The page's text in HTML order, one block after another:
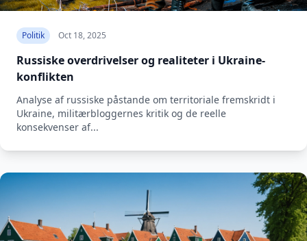
Politik Oct 18, 2025
Russiske overdrivelser og realiteter i Ukraine-
konflikten
Analyse af russiske påstande om territoriale fremskridt i
Ukraine, militærbloggernes kritik og de reelle
konsekvenser af...